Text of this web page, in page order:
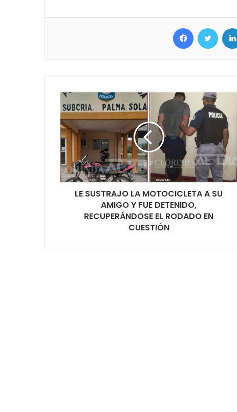
Facebook Twitter
LE SUSTRAJO LA MOTOCICLETA A SU
AMIGO Y FUE DETENIDO,
RECUPERÁNDOSE EL RODADO EN
CUESTIÓN